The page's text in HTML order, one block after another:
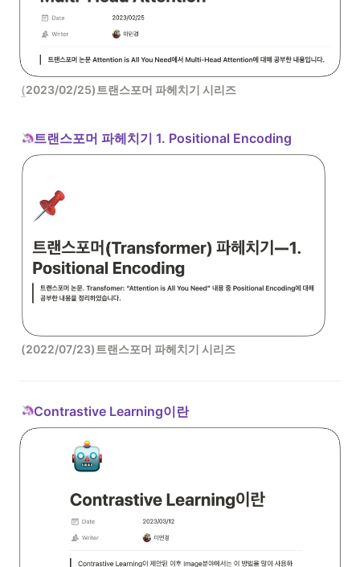
(2023/02/25)트랜스포머 파헤치기 시리즈
트랜스포머 파헤치기 1. Positional Encoding
(2022/07/23)트랜스포머 파헤치기 시리즈
Contrastive Learning이란